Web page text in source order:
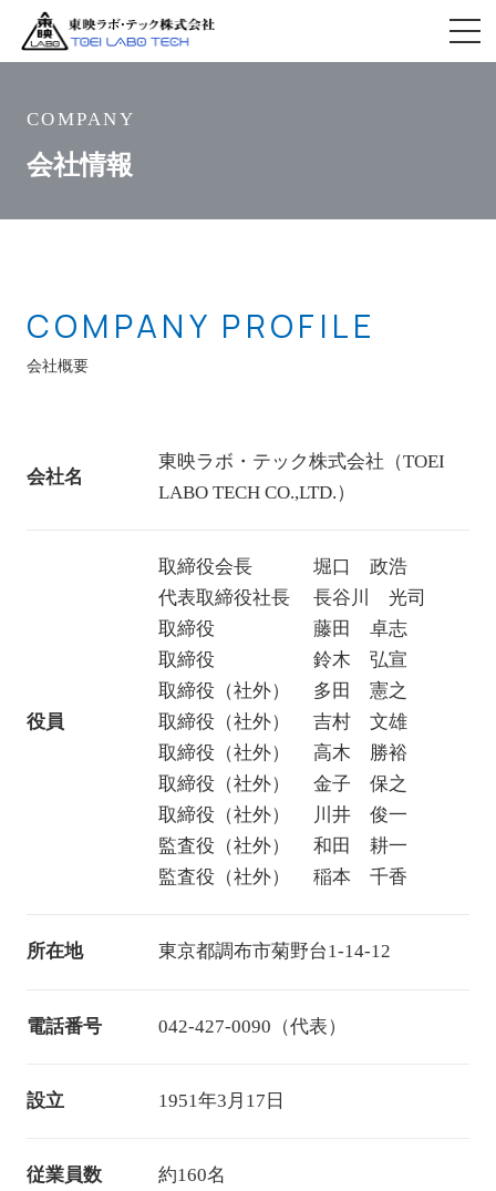
COMPANY
会社情報
COMPANY PROFILE
会社概要
会社名
東映ラボ・テック株式会社（TOEI
LABO TECH CO.,LTD.）
役員
取締役会長 堀口 政浩
代表取締役社長 長谷川 光司
取締役 藤田 卓志
取締役 鈴木 弘宣
取締役（社外） 多田 憲之
取締役（社外） 吉村 文雄
取締役（社外） 高木 勝裕
取締役（社外） 金子 保之
取締役（社外） 川井 俊一
監査役（社外） 和田 耕一
監査役（社外） 稲本 千香
所在地 東京都調布市菊野台1-14-12
電話番号 042-427-0090（代表）
設立 1951年3月17日
従業員数 約160名